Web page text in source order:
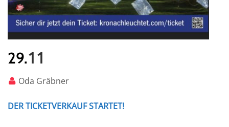
29.11
Oda Gräbner
DER TICKETVERKAUF STARTET!